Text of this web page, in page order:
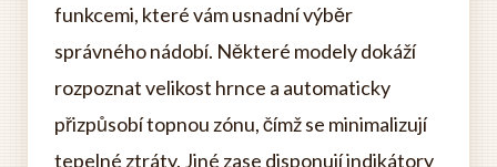
funkcemi, které vám usnadní výběr
správného nádobí. Některé modely dokáží
rozpoznat velikost hrnce a automaticky
přizpůsobí topnou zónu, čímž se minimalizují
tepelné ztráty. Jiné zase disponují indikátory